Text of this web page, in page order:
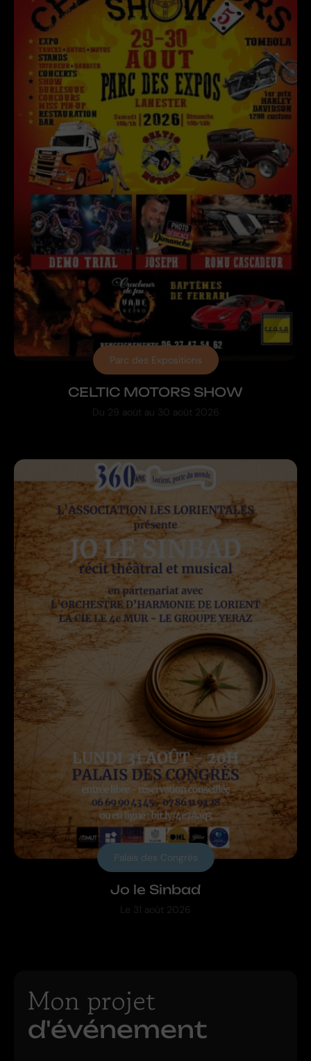
CELTIC MOTORS SHOW
Parc des Expositions
Du 29 août au 30 août 2026
Jo le Sinbad
Palais des Congrès
Le 31 août 2026
Mon projet
d'événement